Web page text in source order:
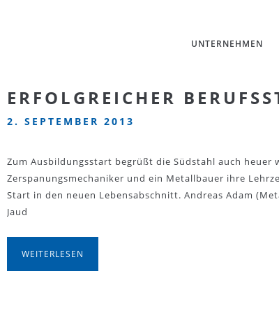
UNTERNEHMEN
ERFOLGREICHER
2. SEPTEMBER 2013
Zum Ausbildungsstart begrüßt die Südstahl auch heuer
Zerspanungsmechaniker und ein Metallbauer ihre
Start in den neuen Lebensabschnitt. Andreas Adam
Jaud
WEITERLESEN